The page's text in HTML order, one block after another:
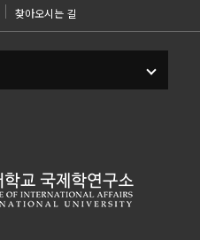
찾아오시는 길